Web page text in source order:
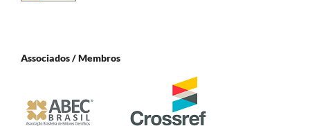
Associados / Membros